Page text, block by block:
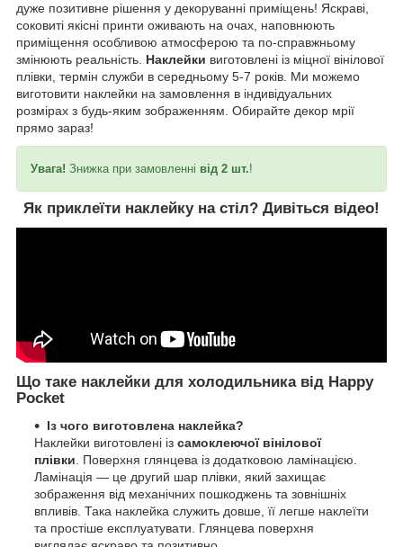
дуже позитивне рішення у декоруванні приміщень! Яскраві,
соковиті якісні принти оживають на очах, наповнюють
приміщення особливою атмосферою та по-справжньому
змінюють реальність. Наклейки виготовлені із міцної вінілової
плівки, термін служби в середньому 5-7 років. Ми можемо
виготовити наклейки на замовлення в індивідуальних
розмірах з будь-яким зображенням. Обирайте декор мрії
прямо зараз!
Увага! Знижка при замовленні від 2 шт.!
Як приклеїти наклейку на стіл? Дивіться відео!
Що таке наклейки для холодильника від Happy
Pocket
Із чого виготовлена наклейка?
Наклейки виготовлені із самоклеючої вінілової
плівки . Поверхня глянцева із додатковою ламінацією.
Ламінація — це другий шар плівки, який захищає
зображення від механічних пошкоджень та зовнішніх
впливів. Така наклейка служить довше, її легше наклеїти
та простіше експлуатувати. Глянцева поверхня